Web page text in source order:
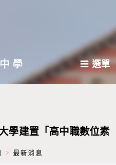
學 選單
學建置「高中職數位素
> 最新消息